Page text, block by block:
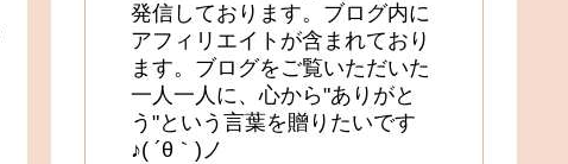
発信しております。ブログ内に
アフィリエイトが含まれており
ます。ブログをご覧いただいた
一人一人に、心から"ありがと
う"という言葉を贈りたいです
♪( ´θ｀)ノ